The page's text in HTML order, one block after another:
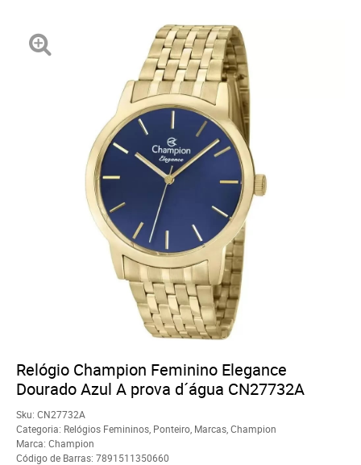
Relógio Champion Feminino Elegance
Dourado Azul A prova d´água CN27732A
Sku: CN27732A
Categoria: Relógios Femininos Ponteiro Marcas Champion
Marca: Champion
Código de Barras: 7891511350660